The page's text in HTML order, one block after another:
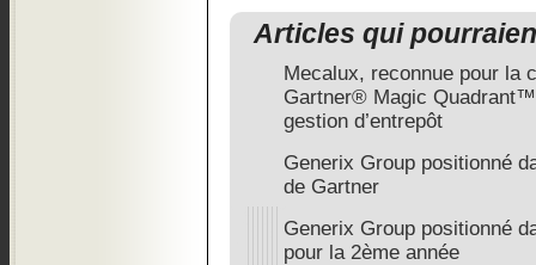
Articles qui
Mecalux, reconnue pour la
Gartner® Magic
gestion d’entrepôt
Generix Group positionné
de Gartner
Generix Group positionné
pour la 2ème année